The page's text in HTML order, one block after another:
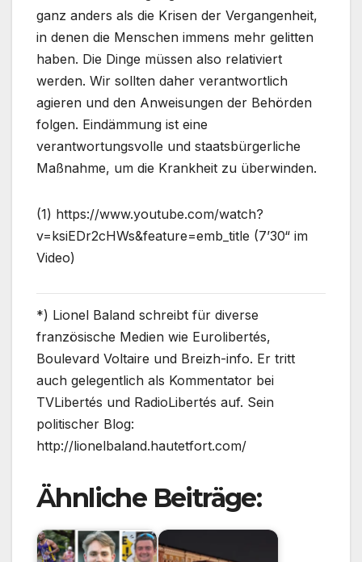
ganz anders als die Krisen der Vergangenheit,
in denen die Menschen immens mehr gelitten
haben. Die Dinge müssen also relativiert
werden. Wir sollten daher verantwortlich
agieren und den Anweisungen der Behörden
folgen. Eindämmung ist eine
verantwortungsvolle und staatsbürgerliche
Maßnahme, um die Krankheit zu überwinden.
(1) https://www.youtube.com/watch?
v=ksiEDr2cHWs&feature=emb_title (7’30“ im
Video)
*) Lionel Baland schreibt für diverse
französische Medien wie Eurolibertés,
Boulevard Voltaire und Breizh-info. Er tritt
auch gelegentlich als Kommentator bei
TVLibertés und RadioLibertés auf. Sein
politischer Blog:
http://lionelbaland.hautetfort.com/
Ähnliche Beiträge: